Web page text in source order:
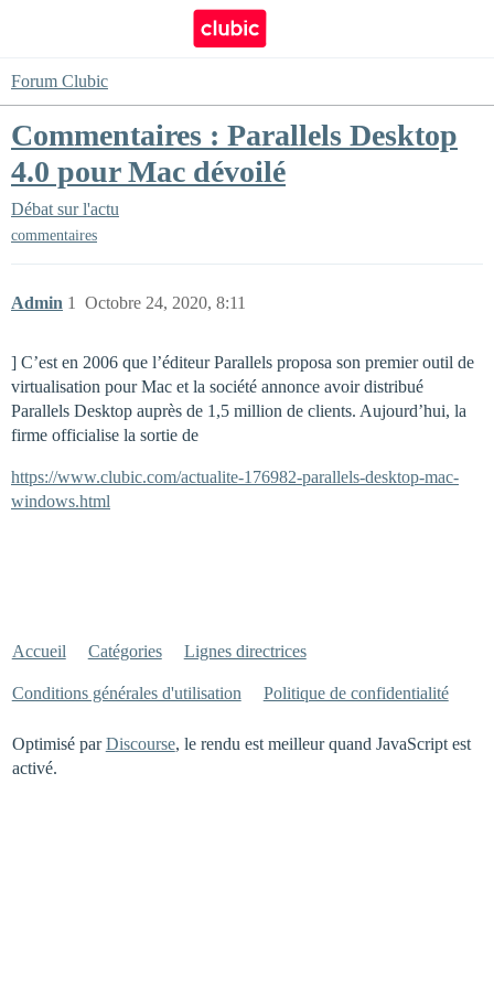
Forum Clubic
Commentaires : Parallels Desktop
4.0 pour Mac dévoilé
Débat sur l'actu
commentaires
Admin Octobre 24, 2020, 8:11
1
] C’est en 2006 que l’éditeur Parallels proposa son premier outil de
virtualisation pour Mac et la société annonce avoir distribué
Parallels Desktop auprès de 1,5 million de clients. Aujourd’hui, la
firme officialise la sortie de
https://www.clubic.com/actualite-176982-parallels-desktop-mac-
windows.html
Accueil Catégories Lignes directrices
Conditions générales d'utilisation Politique de confidentialité
Optimisé parDiscourse, le rendu est meilleur quand JavaScript est
activé.